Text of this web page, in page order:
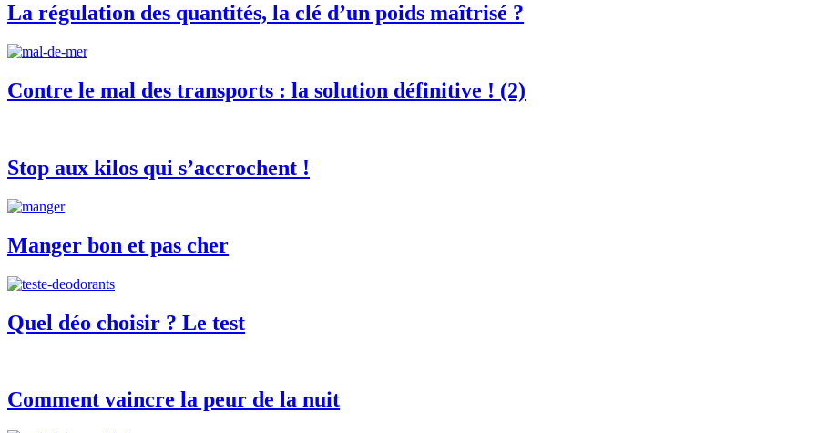
La régulation des quantités, la clé d’un poids maîtrisé ?
Contre le mal des transports : la solution définitive ! (2)
Stop aux kilos qui s’accrochent !
Manger bon et pas cher
Quel déo choisir ? Le test
Comment vaincre la peur de la nuit